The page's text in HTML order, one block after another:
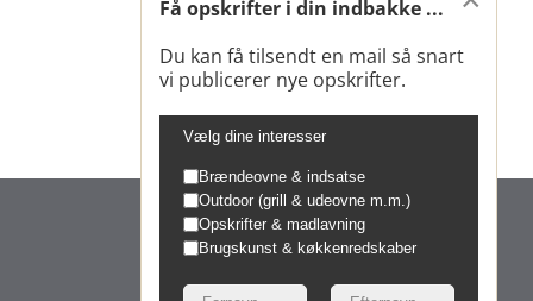
Få opskrifter i din indbakke ...
Du kan få tilsendt en mail så snart
vi publicerer nye opskrifter.
Vælg dine interesser
Brændeovne & indsatse
Outdoor (grill & udeovne m.m.)
Opskrifter & madlavning
Brugskunst & køkkenredskaber